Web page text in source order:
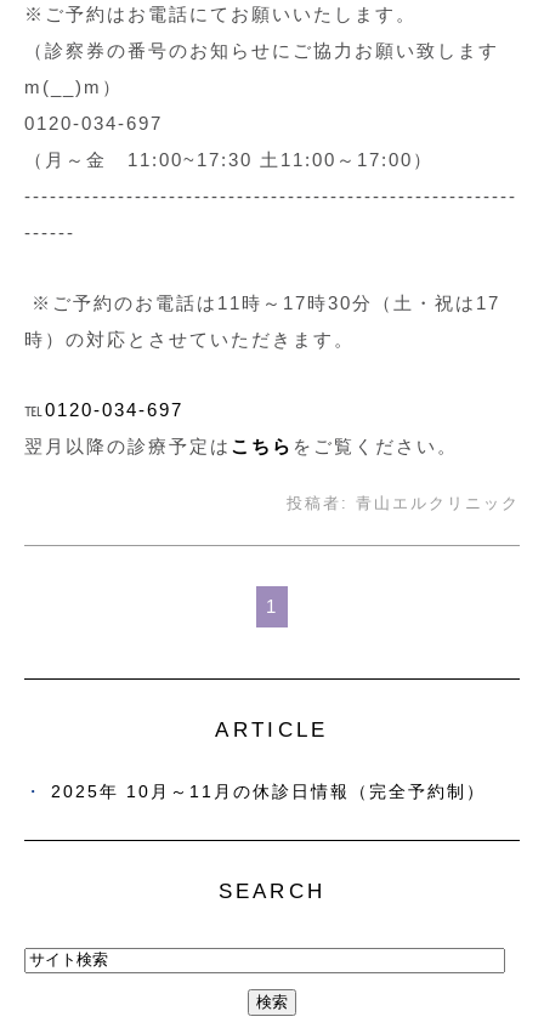
※ご予約はお電話にてお願いいたします。
（診察券の番号のお知らせにご協力お願い致します
m(__)m）
0120-034-697
（月～金 11:00~17:30 土11:00～17:00）
----------------------------------------------------------
------
※ご予約のお電話は11時～17時30分（土・祝は17
時）の対応とさせていただきます。
℡ 0120-034-697
翌月以降の診療予定は こちら をご覧ください。
投稿者: 青山エルクリニック
1
ARTICLE
2025年 10月～11月の休診日情報（完全予約制）
SEARCH